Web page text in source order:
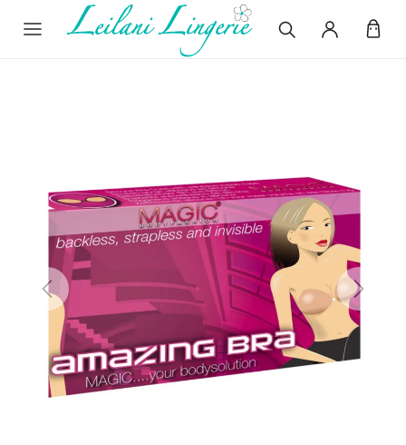
Previous Next